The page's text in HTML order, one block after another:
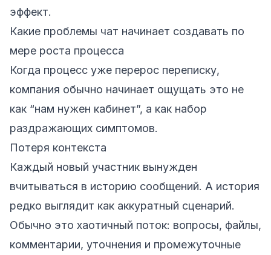
эффект.
Какие проблемы чат начинает создавать по
мере роста процесса
Когда процесс уже перерос переписку,
компания обычно начинает ощущать это не
как “нам нужен кабинет”, а как набор
раздражающих симптомов.
Потеря контекста
Каждый новый участник вынужден
вчитываться в историю сообщений. А история
редко выглядит как аккуратный сценарий.
Обычно это хаотичный поток: вопросы, файлы,
комментарии, уточнения и промежуточные